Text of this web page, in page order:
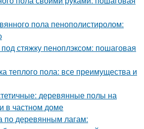
пола пенополистиролом:
стяжку пеноплэксом: пошаговая
теплого пола: все преимущества и
деревянные полы на
в частном доме
по деревянным лагам: